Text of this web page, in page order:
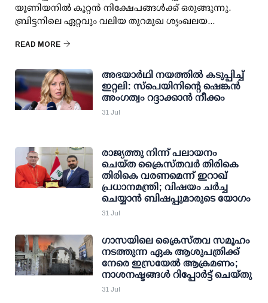
യൂണിയനില്‍ കൂറ്റന്‍ നിക്ഷേപങ്ങള്‍ക്ക് ഒരുങ്ങുന്നു.
ബ്രിട്ടനിലെ ഏറ്റവും വലിയ തുറമുഖ ശൃംഖലയ...
READ MORE
അഭയാര്‍ഥി നയത്തില്‍ കടുപ്പിച്ച്
ഇറ്റലി: സ്‌പെയിനിന്റെ ഷെങ്കന്‍
അംഗത്വം റദ്ദാക്കാന്‍ നീക്കം
31 Jul
രാജ്യത്തു നിന്ന് പലായനം
ചെയ്ത ക്രൈസ്തവര്‍ തിരികെ
തിരികെ വരണമെന്ന് ഇറാഖ്
പ്രധാനമന്ത്രി; വിഷയം ചര്‍ച്ച
ചെയ്യാന്‍ ബിഷപ്പുമാരുടെ യോഗം
31 Jul
ഗാസയിലെ ക്രൈസ്തവ സമൂഹം
നടത്തുന്ന ഏക ആശുപത്രിക്ക്
നേരെ ഇസ്രയേൽ ആക്രമണം;
നാശനഷ്ടങ്ങൾ റിപ്പോർട്ട് ചെയ്തു
31 Jul